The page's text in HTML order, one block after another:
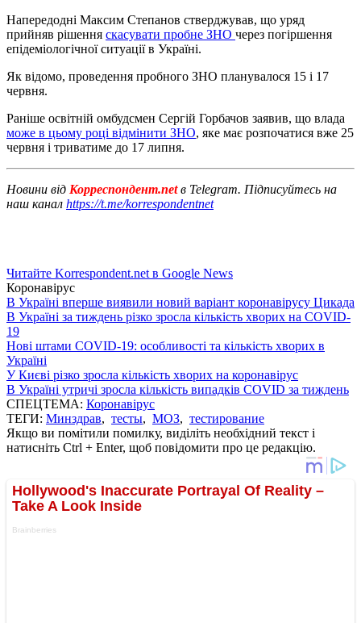
Напередодні Максим Степанов стверджував, що уряд
прийняв рішення скасувати пробне ЗНО через погіршення
епідеміологічної ситуації в Україні.
Як відомо, проведення пробного ЗНО планувалося 15 і 17
червня.
Раніше освітній омбудсмен Сергій Горбачов заявив, що влада
може в цьому році відмінити ЗНО, яке має розпочатися вже 25
червня і триватиме до 17 липня.
Новини від Корреспондент.netв Telegram. Підписуйтесь на
наш канал https://t.me/korrespondentnet
Читайте Korrespondent.net в Google News
Коронавірус
В Україні вперше виявили новий варіант коронавірусу Цикада
В Україні за тиждень різко зросла кількість хворих на COVID-
19
Нові штами COVID-19: особливості та кількість хворих в
Україні
У Києві різко зросла кількість хворих на коронавірус
В Україні утричі зросла кількість випадків COVID за тиждень
СПЕЦТЕМА: Коронавірус
ТЕГИ: Минздрав, тесты, МОЗ, тестирование
Якщо ви помітили помилку, виділіть необхідний текст і
натисніть Ctrl + Enter, щоб повідомити про це редакцію.